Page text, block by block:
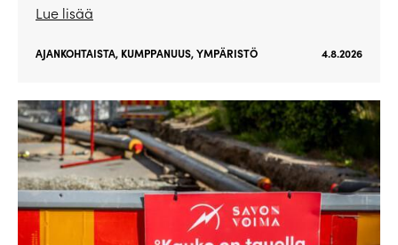
Lue lisää
AJANKOHTAISTA, KUMPPANUUS,YMPÄRISTÖ 4.8.2026